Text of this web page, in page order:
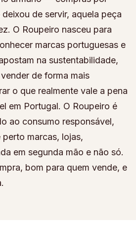
de servir, aquela peça
O Roupeiro nasceu para
marcas portuguesas e
na sustentabilidade,
de forma mais
o que realmente vale a pena
em Portugal. O Roupeiro é
ao consumo responsável,
marcas, lojas,
em segunda mão e não só.
bom para quem vende, e